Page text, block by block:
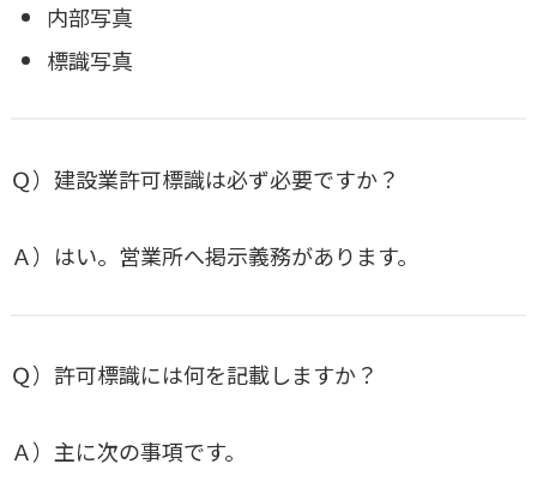
内部写真
標識写真
Ｑ）建設業許可標識は必ず必要ですか？
Ａ）はい。営業所へ掲示義務があります。
Ｑ）許可標識には何を記載しますか？
Ａ）主に次の事項です。